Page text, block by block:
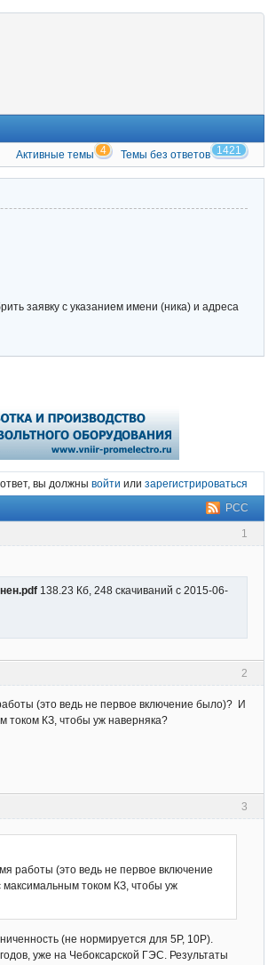
Активные темы 4 Темы без ответов 1421
заявку с указанием имени (ника) и адреса
вы должны войти или зарегистрироваться
РСС
1
138.23 Кб, 248 скачиваний с 2015-06-
2
(это ведь не первое включение было)? И
током КЗ, чтобы уж наверняка?
3
работы (это ведь не первое включение
током КЗ, чтобы уж
(не нормируется для 5Р, 10Р).
уже на Чебоксарской ГЭС. Результаты